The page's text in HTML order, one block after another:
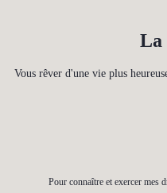
La
Vous rêver d'une vie plus
Pour connaître et exercer mes